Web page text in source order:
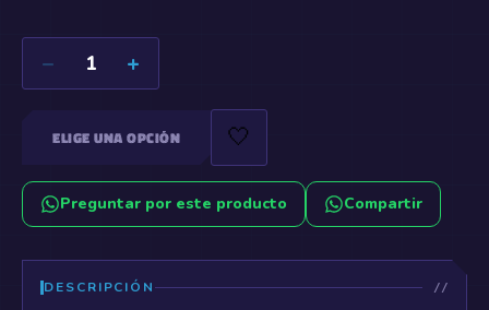
− 1 +
ELIGE UNA OPCIÓN 🤍
Preguntar por este producto Compartir
DESCRIPCIÓN